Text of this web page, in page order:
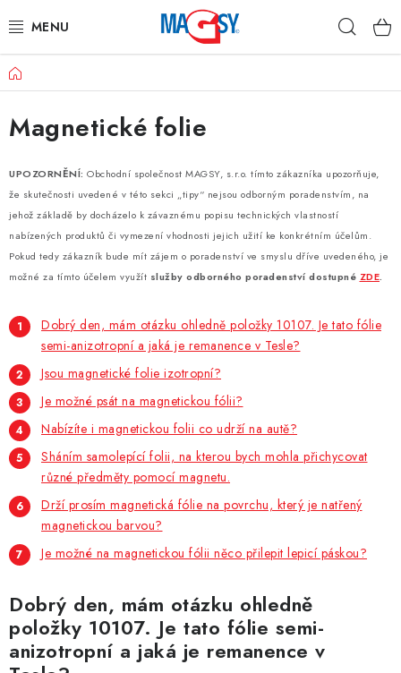
към
ОСНОВНИ КАТЕГОРИИ
МАГНИТНИ ПОСОБИЯ
ИНДУСТРИАЛНИ МАГНИТИ
ДРУГИ МАГНИТИ
НЕРЪЖДАЕМИ МАТЕРИАЛИ
Коя е фирма Magsy?
Защита на лични данни
Отказ от договора
Начало
Magnetické folie
UPOZORNĚNÍ: Obchodní společnost MAGSY, s.r.o. tímto zákazníka upozorňuje,
že skutečnosti uvedené v této sekci „tipy“ nejsou odborným poradenstvím, na
jehož základě by docházelo k závaznému popisu technických vlastností
nabízených produktů či vymezení vhodnosti jejich užití ke konkrétním účelům.
Pokud tedy zákazník bude mít zájem o poradenství ve smyslu dříve uvedeného, je
možné za tímto účelem využít služby odborného poradenství dostupné ZDE.
Dobrý den, mám otázku ohledně položky 10107. Je tato fólie
semi-anizotropní a jaká je remanence v Tesle?
Jsou magnetické folie izotropní?
Je možné psát na magnetickou fólii?
Nabízíte i magnetickou folii co udrží na autě?
Sháním samolepící folii, na kterou bych mohla přichycovat
různé předměty pomocí magnetu.
Drží prosím magnetická fólie na povrchu, který je natřený
magnetickou barvou?
Je možné na magnetickou fólii něco přilepit lepicí páskou?
Dobrý den, mám otázku ohledně
položky 10107. Je tato fólie semi-
anizotropní a jaká je remanence v